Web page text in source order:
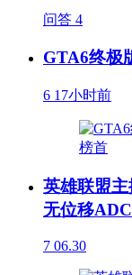
问答 4
GTA6终极
6 17小时前
英雄联盟
无位移
7 06.30